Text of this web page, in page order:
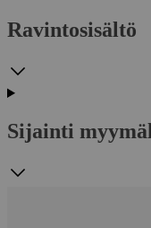
Ravintosisältö
Sijainti